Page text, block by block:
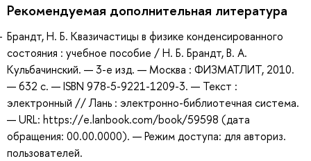
Рекомендуемая дополнительная литература
Брандт, Н. Б. Квазичастицы в физике конденсированного
состояния : учебное пособие / Н. Б. Брандт, В. А.
Кульбачинский. — 3-е изд. — Москва : ФИЗМАТЛИТ, 2010.
— 632 с. — ISBN 978-5-9221-1209-3. — Текст :
электронный // Лань : электронно-библиотечная система.
— URL: https://e.lanbook.com/book/59598 (дата
обращения: 00.00.0000). — Режим доступа: для авториз.
пользователей.